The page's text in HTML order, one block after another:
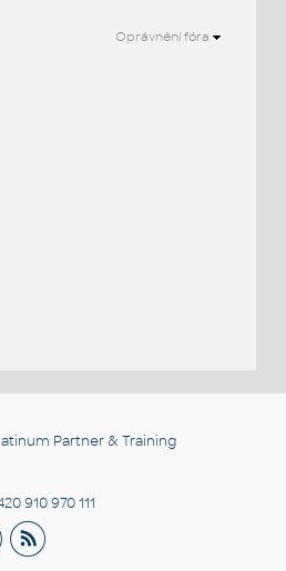
Oprávnění fóra
Partner & Training
910 970 111